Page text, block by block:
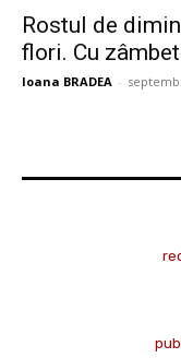
Rostul de
flori. Cu
Ioana BRADEA -